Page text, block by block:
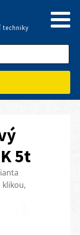
techniky
5t